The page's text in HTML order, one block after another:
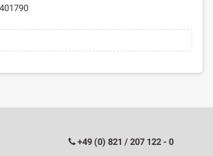
+49 (0) 821 / 207 122 - 0